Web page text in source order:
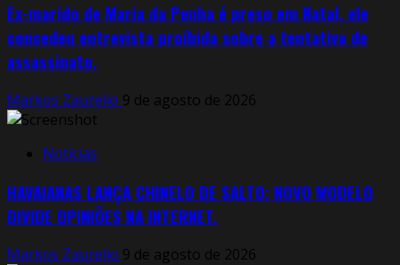
Ex-marido de Maria da Penha é preso em Natal, ele
concedeu entrevista proíbida sobre a tentativa de
assassinato.
Markos Zaurelio 9 de agosto de 2026
Notícias
HAVAIANAS LANÇA CHINELO DE SALTO; NOVO MODELO
DIVIDE OPINIÕES NA INTERNET.
Markos Zaurelio 9 de agosto de 2026